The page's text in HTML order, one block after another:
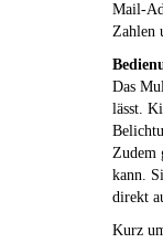
Mail-
Zahlen
Das
lässt.
Zudem
kann.
direkt
Kurz